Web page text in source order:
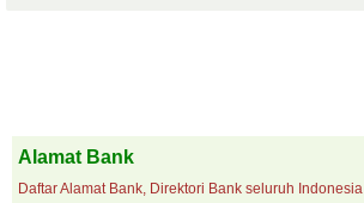
Alamat Bank
Daftar Alamat Bank, Direktori Bank seluruh Indonesia